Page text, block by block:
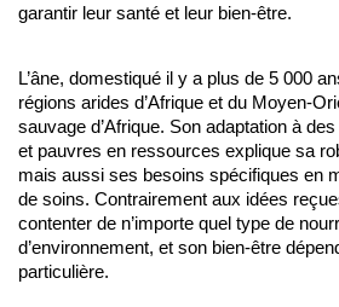
garantir leur santé et leur bien-être.
L’âne, domestiqué il y a plus de 5 000
régions arides d’Afrique et du Moyen-
sauvage d’Afrique. Son adaptation à
et pauvres en ressources explique sa
mais aussi ses besoins spécifiques en
de soins. Contrairement aux idées
contenter de n’importe quel type de
d’environnement, et son bien-être
particulière.